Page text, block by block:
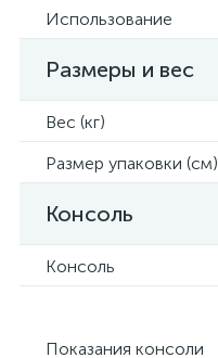
Использование
Размеры и вес
Вес (кг)
Размер упаковки (см)
Консоль
Консоль
Показания консоли